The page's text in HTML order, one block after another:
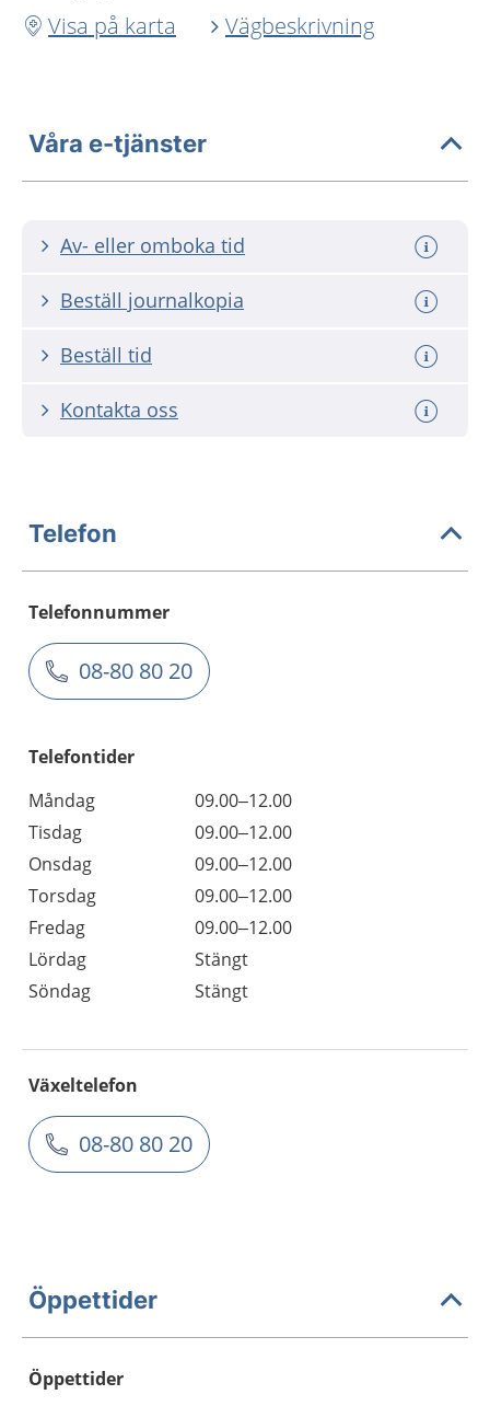
Visa på karta
Vägbeskrivning
Våra e-tjänster
Av- eller omboka tid
Beställ journalkopia
Beställ tid
Kontakta oss
Telefon
Telefonnummer
08-80 80 20
Telefontider
Måndag
09.00–12.00
Tisdag
09.00–12.00
Onsdag
09.00–12.00
Torsdag
09.00–12.00
Fredag
09.00–12.00
Lördag
Stängt
Söndag
Stängt
Växeltelefon
08-80 80 20
Öppettider
Öppettider